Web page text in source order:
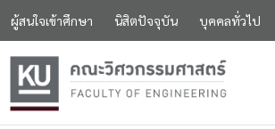
ผู้สนใจเข้าศึกษา นิสิตปัจจุบัน บุคคลทั่วไป